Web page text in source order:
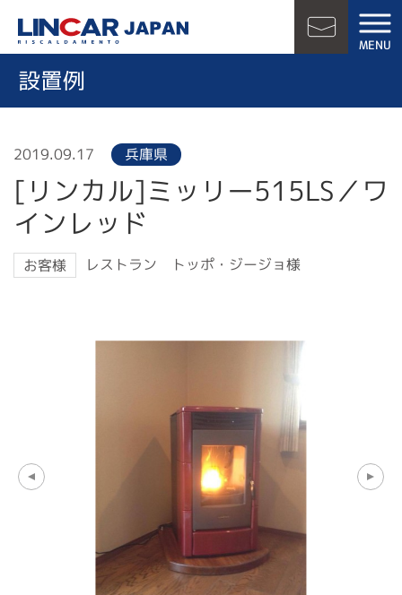
MENU
設置例
2019.09.17 兵庫県
[リンカル]ミッリー515LS／ワ
インレッド
お客様 レストラン トッポ・ジージョ様